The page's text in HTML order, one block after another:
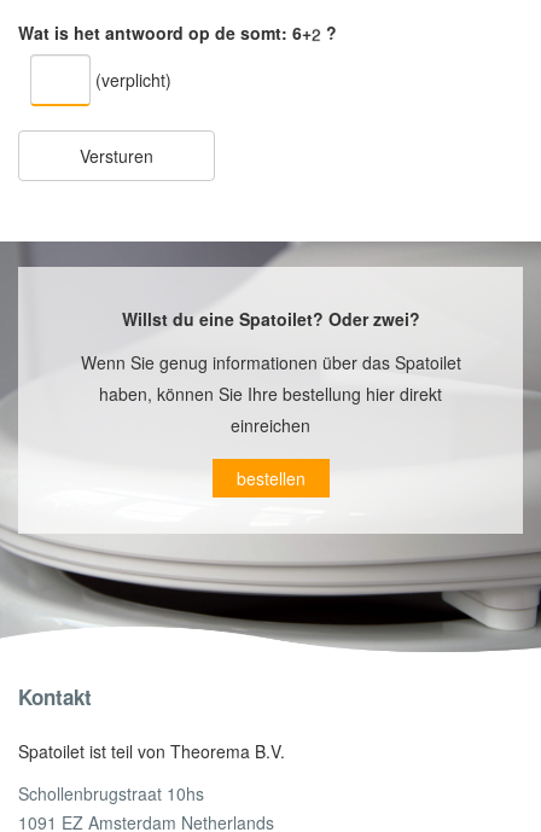
Wat is het antwoord op de somt: 6+
?
(verplicht)
Versturen
Willst du eine Spatoilet? Oder zwei?
Wenn Sie genug informationen über das Spatoilet
haben, können Sie Ihre bestellung hier direkt
einreichen
bestellen
Kontakt
Spatoilet ist teil von Theorema B.V.
Schollenbrugstraat 10hs
1091 EZ Amsterdam Netherlands